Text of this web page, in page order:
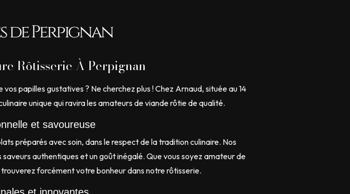
de Perpignan
Rôtisserie À Perpignan
papilles gustatives ? Ne cherchez plus ! Chez Arnaud, située au 14
unique qui ravira les amateurs de viande rôtie de qualité.
et savoureuse
préparés avec soin, dans le respect de la tradition culinaire. Nos
authentiques et un goût inégalé. Que vous soyez amateur de
forcément votre bonheur dans notre rôtisserie.